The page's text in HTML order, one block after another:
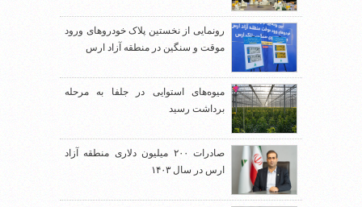
رونمایی از نخستین پلاک خودروهای ورود
موقت و سنگین در منطقه آزاد ارس
میوه‌های استوایی در جلفا به مرحله
برداشت رسید
صادرات ۲۰۰ میلیون دلاری منطقه آزاد
ارس در سال ۱۴۰۳